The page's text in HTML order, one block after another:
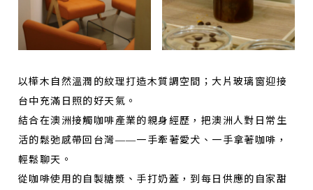
以樺木自然溫潤的紋理打造木質調空間；大片玻璃窗迎接
台中充滿日照的好天氣。
結合在澳洲接觸咖啡產業的親身經歷，把澳洲人對日常生
活的鬆弛感帶回台灣——一手牽著愛犬、一手拿著咖啡，
輕鬆聊天。
從咖啡使用的自製糖漿、手打奶蓋，到每日供應的自家甜